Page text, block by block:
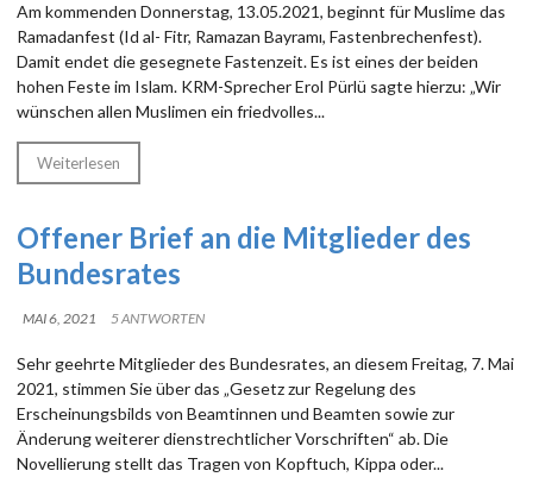
Am kommenden Donnerstag, 13.05.2021, beginnt für Muslime das
Ramadanfest (Id al- Fitr, Ramazan Bayramı, Fastenbrechenfest).
Damit endet die gesegnete Fastenzeit. Es ist eines der beiden
hohen Feste im Islam. KRM-Sprecher Erol Pürlü sagte hierzu: „Wir
wünschen allen Muslimen ein friedvolles...
Weiterlesen
Offener Brief an die Mitglieder des
Bundesrates
MAI 6, 2021 5 ANTWORTEN
Sehr geehrte Mitglieder des Bundesrates, an diesem Freitag, 7. Mai
2021, stimmen Sie über das „Gesetz zur Regelung des
Erscheinungsbilds von Beamtinnen und Beamten sowie zur
Änderung weiterer dienstrechtlicher Vorschriften“ ab. Die
Novellierung stellt das Tragen von Kopftuch, Kippa oder...